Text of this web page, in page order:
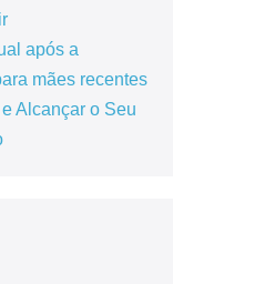
após a
mães recentes
Alcançar o Seu